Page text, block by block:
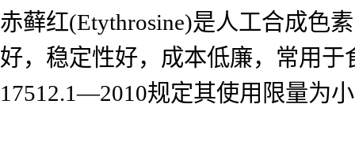
赤藓红(Etythrosine)是人工合成色
好，稳定性好，成本低廉，常用
17512.1—2010规定其使用限量为